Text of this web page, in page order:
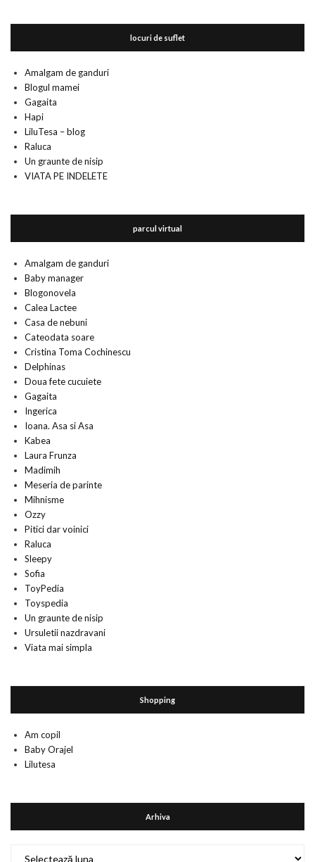
locuri de suflet
Amalgam de ganduri
Blogul mamei
Gagaita
Hapi
LiluTesa – blog
Raluca
Un graunte de nisip
VIATA PE INDELETE
parcul virtual
Amalgam de ganduri
Baby manager
Blogonovela
Calea Lactee
Casa de nebuni
Cateodata soare
Cristina Toma Cochinescu
Delphinas
Doua fete cucuiete
Gagaita
Ingerica
Ioana. Asa si Asa
Kabea
Laura Frunza
Madimih
Meseria de parinte
Mihnisme
Ozzy
Pitici dar voinici
Raluca
Sleepy
Sofia
ToyPedia
Toyspedia
Un graunte de nisip
Ursuletii nazdravani
Viata mai simpla
Shopping
Am copil
Baby Orajel
Lilutesa
Arhiva